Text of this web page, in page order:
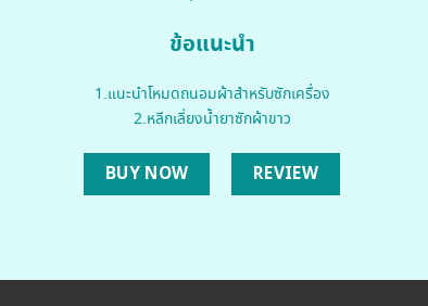
ข้อแนะนำ
1.แนะนำโหมดถนอมผ้าสำหรับซักเครื่อง
2.หลีกเลี่ยงน้ำยาซักผ้าขาว
BUY NOW REVIEW